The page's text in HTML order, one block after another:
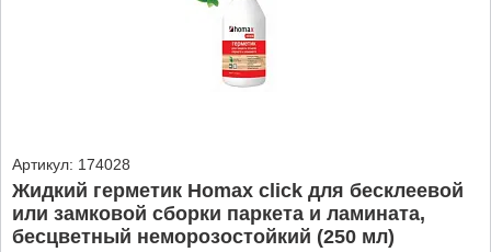
Артикул: 174028
Жидкий герметик Homax click для бесклеевой
или замковой сборки паркета и ламината,
бесцветный неморозостойкий (250 мл)